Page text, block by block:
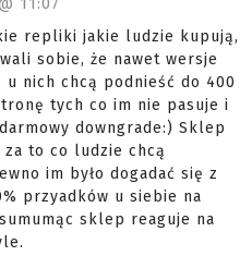
11:07
repliki jakie ludzie kupują,
sobie, że nawet wersje
u nich chcą podnieść do 400
tych co im nie pasuje i
downgrade:) Sklep
za to co ludzie chcą
im było dogadać się z
przyadków u siebie na
sklep reaguje na